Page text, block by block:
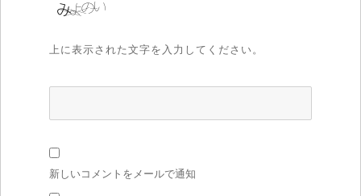
上に表示された文字を入力してください。
新しいコメントをメールで通知